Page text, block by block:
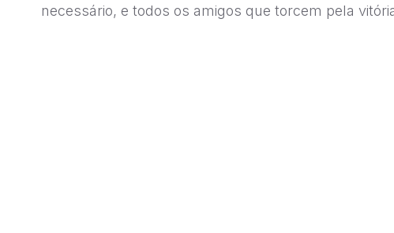
necessário, e todos os amigos que torcem pela